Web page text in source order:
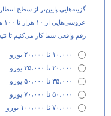
گزینه‌هایی پایین‌تر از سطح
رقم واقعی شما کار می‌کنیم تا
۱۰،۰۰۰ تا ۲۰،۰۰۰ یورو
۲۰،۰۰۰ تا ۳۵،۰۰۰ یورو
۳۵،۰۰۰ تا ۵۰،۰۰۰ یورو
۵۰،۰۰۰ تا ۷۰،۰۰۰ یورو
۷۰،۰۰۰ تا ۱۰۰،۰۰۰ یورو